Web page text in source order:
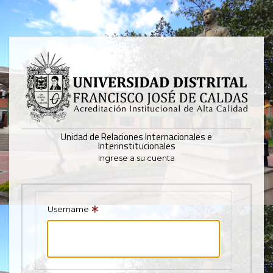
Pasar
contenido
principal
Unidad de Relaciones Internacionales e
Interinstitucionales
Ingrese a su cuenta
Mostrar
registros
Buscar:
Ningún dato
disponible en
Username